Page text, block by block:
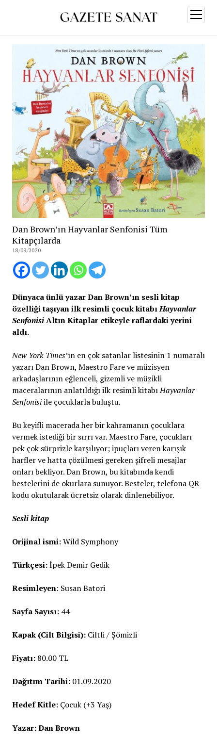
aç
Dan Brown’ın Hayvanlar Senfonisi Tüm
Kitapçılarda
18/09/2020
Dünyaca ünlü yazar Dan Brown’ın sesli kitap
özelliği taşıyan ilk resimli çocuk kitabıHayvanlar
SenfonisiAltın Kitaplar etikeyle raflardaki yerini
aldı.
New York Times’ın en çok satanlar listesinin 1 numaralı
yazarı Dan Brown, Maestro Fare ve müzisyen
arkadaşlarının eğlenceli, gizemli ve müzikli
maceralarının anlatıldığı ilk resimli kitabıHayvanlar
Senfonisiile çocuklarla buluştu.
Bu keyifli macerada her bir kahramanın çocuklara
vermek istediği bir sırrı var. Maestro Fare, çocukları
pek çok sürprizle karşılıyor; ipuçları veren karışık
harfler ve hatta çözülmesi gereken şifreli mesajlar
onları bekliyor. Dan Brown, bu kitabında kendi
bestelerini de okurlara sunuyor. Besteler, telefona QR
kodu okutularak ücretsiz olarak dinlenebiliyor.
Sesli kitap
Orijinal ismi:Wild Symphony
Türkçesi:İpek Demir Gedik
Resimleyen: Susan Batori
Sayfa Sayısı: 44
Kapak (Cilt Bilgisi): Ciltli / Şömizli
Fiyatı: 80.00 TL
Dağıtım Tarihi: 01.09.2020
Hedef Kitle: Çocuk (+3 Yaş)
Yazar: Dan Brown